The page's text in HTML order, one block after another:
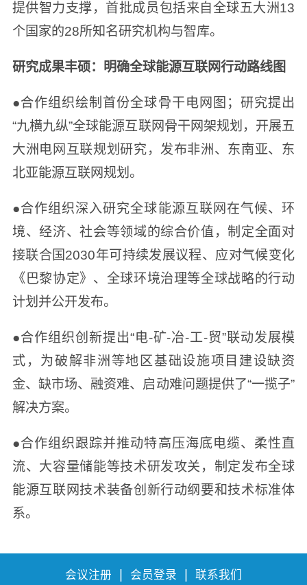
提供智力支撑，首批成员包括来自全球五大洲13
个国家的28所知名研究机构与智库。
研究成果丰硕：明确全球能源互联网行动路线图
●合作组织绘制首份全球骨干电网图；研究提出
“九横九纵”全球能源互联网骨干网架规划，开展五
大洲电网互联规划研究，发布非洲、东南亚、东
北亚能源互联网规划。
●合作组织深入研究全球能源互联网在气候、环
境、经济、社会等领域的综合价值，制定全面对
接联合国2030年可持续发展议程、应对气候变化
《巴黎协定》、全球环境治理等全球战略的行动
计划并公开发布。
●合作组织创新提出“电-矿-冶-工-贸”联动发展模
式，为破解非洲等地区基础设施项目建设缺资
金、缺市场、融资难、启动难问题提供了“一揽子”
解决方案。
●合作组织跟踪并推动特高压海底电缆、柔性直
流、大容量储能等技术研发攻关，制定发布全球
能源互联网技术装备创新行动纲要和技术标准体
系。
会议注册 | 会员登录 | 联系我们